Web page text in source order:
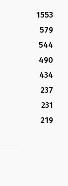
1553
579
544
490
434
237
231
219